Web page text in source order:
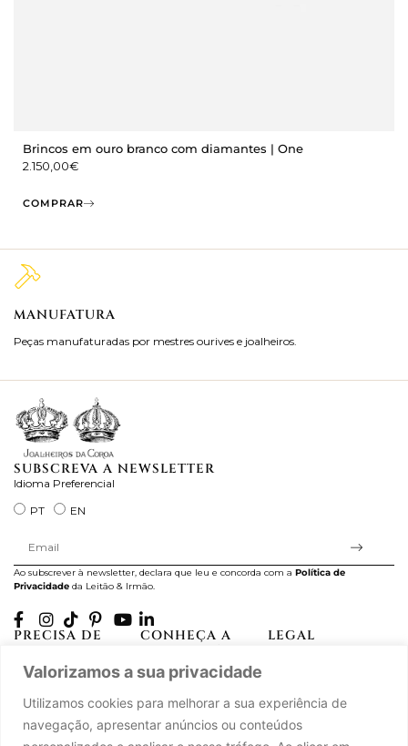
Valorizamos a sua privacidade
Utilizamos cookies para melhorar a sua experiência de
navegação, apresentar anúncios ou conteúdos
Brincos em ouro branco com diamantes | One
2.150,00€
COMPRAR
MANUFATURA
Peças manufaturadas por mestres ourives e joalheiros.
SUBSCREVA A NEWSLETTER
Idioma Preferencial
PT
EN
Ao subscrever à newsletter, declara que leu e concorda com a Política de
Privacidade da Leitão & Irmão.
PRECISA DE
A minha conta
CONHEÇA A
História
LEGAL
Termos e Condições
Livro de Reclamações